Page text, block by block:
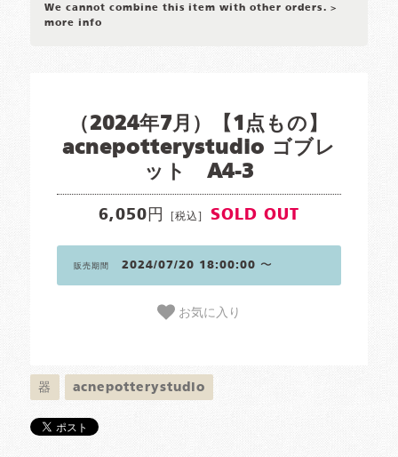
We cannot combine this item with other orders. >
more info
（2024年7月）【1点もの】
acnepotterystudio ゴブレ
ット A4-3
6,050円 [税込] SOLD OUT
販売期間 2024/07/20 18:00:00 〜
お気に入り
器 acnepotterystudio